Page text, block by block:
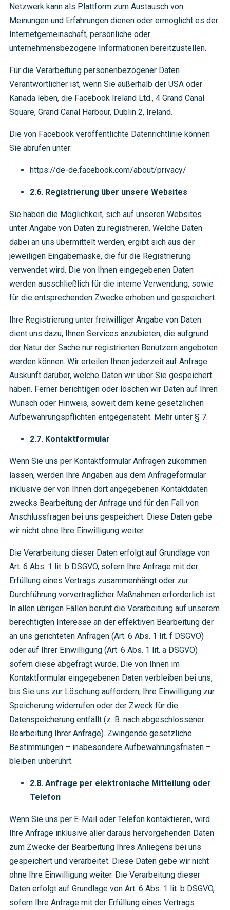
Netzwerk kann als Plattform zum Austausch von
Meinungen und Erfahrungen dienen oder ermöglicht es der
Internetgemeinschaft, persönliche oder
unternehmensbezogene Informationen bereitzustellen.
Für die Verarbeitung personenbezogener Daten
Verantwortlicher ist, wenn Sie außerhalb der USA oder
Kanada leben, die Facebook Ireland Ltd., 4 Grand Canal
Square, Grand Canal Harbour, Dublin 2, Ireland.
Die von Facebook veröffentlichte Datenrichtlinie können
Sie abrufen unter:
https://de-de.facebook.com/about/privacy/
2.6. Registrierung über unsere Websites
Sie haben die Möglichkeit, sich auf unseren Websites
unter Angabe von Daten zu registrieren. Welche Daten
dabei an uns übermittelt werden, ergibt sich aus der
jeweiligen Eingabemaske, die für die Registrierung
verwendet wird. Die von Ihnen eingegebenen Daten
werden ausschließlich für die interne Verwendung, sowie
für die entsprechenden Zwecke erhoben und gespeichert.
Ihre Registrierung unter freiwilliger Angabe von Daten
dient uns dazu, Ihnen Services anzubieten, die aufgrund
der Natur der Sache nur registrierten Benutzern angeboten
werden können. Wir erteilen Ihnen jederzeit auf Anfrage
Auskunft darüber, welche Daten wir über Sie gespeichert
haben. Ferner berichtigen oder löschen wir Daten auf Ihren
Wunsch oder Hinweis, soweit dem keine gesetzlichen
Aufbewahrungspflichten entgegensteht. Mehr unter § 7.
2.7. Kontaktformular
Wenn Sie uns per Kontaktformular Anfragen zukommen
lassen, werden Ihre Angaben aus dem Anfrageformular
inklusive der von Ihnen dort angegebenen Kontaktdaten
zwecks Bearbeitung der Anfrage und für den Fall von
Anschlussfragen bei uns gespeichert. Diese Daten gebe
wir nicht ohne Ihre Einwilligung weiter.
Die Verarbeitung dieser Daten erfolgt auf Grundlage von
Art. 6 Abs. 1 lit. b DSGVO, sofern Ihre Anfrage mit der
Erfüllung eines Vertrags zusammenhängt oder zur
Durchführung vorvertraglicher Maßnahmen erforderlich ist.
In allen übrigen Fällen beruht die Verarbeitung auf unserem
berechtigten Interesse an der effektiven Bearbeitung der
an uns gerichteten Anfragen (Art. 6 Abs. 1 lit. f DSGVO)
oder auf Ihrer Einwilligung (Art. 6 Abs. 1 lit. a DSGVO)
sofern diese abgefragt wurde. Die von Ihnen im
Kontaktformular eingegebenen Daten verbleiben bei uns,
bis Sie uns zur Löschung auffordern, Ihre Einwilligung zur
Speicherung widerrufen oder der Zweck für die
Datenspeicherung entfällt (z. B. nach abgeschlossener
Bearbeitung Ihrer Anfrage). Zwingende gesetzliche
Bestimmungen – insbesondere Aufbewahrungsfristen –
bleiben unberührt.
2.8. Anfrage per elektronische Mitteilung oder
Telefon
Wenn Sie uns per E-Mail oder Telefon kontaktieren, wird
Ihre Anfrage inklusive aller daraus hervorgehenden Daten
zum Zwecke der Bearbeitung Ihres Anliegens bei uns
gespeichert und verarbeitet. Diese Daten gebe wir nicht
ohne Ihre Einwilligung weiter. Die Verarbeitung dieser
Daten erfolgt auf Grundlage von Art. 6 Abs. 1 lit. b DSGVO,
sofern Ihre Anfrage mit der Erfüllung eines Vertrags